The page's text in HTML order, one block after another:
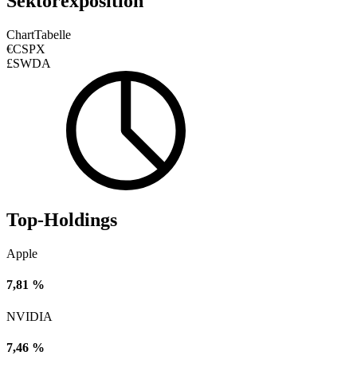
ChartTabelle
€CSPX
£SWDA
Top-Holdings
Apple
7,81 %
NVIDIA
7,46 %